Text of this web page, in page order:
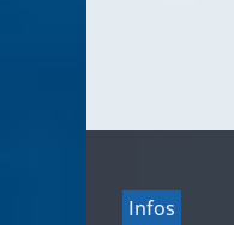
Infos